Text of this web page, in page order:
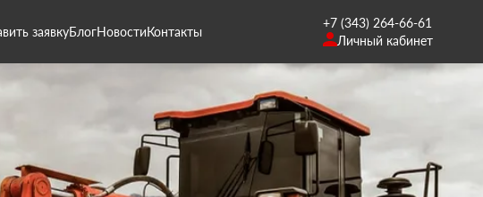
заявкуБлогНовостиКонтакты
+7 (343) 264-66-61
Личный кабинет